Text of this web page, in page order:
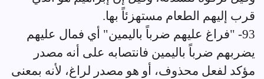
قرب إليهم الطعام مستهزئاً بها.
93- "فراغ عليهم ضرباً باليمين" أي فمال عليهم
يضربهم ضرباً باليمين فانتصابه على أنه مصدر
مؤكد لفعل محذوف، أو هو مصدر لراغ، لأنه بمعنى